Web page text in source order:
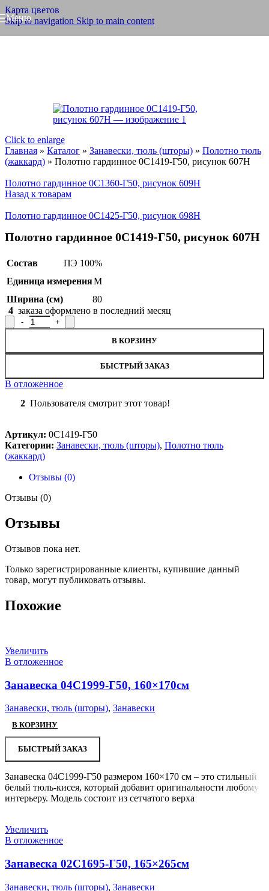
Карта цветов
Skip to navigation Skip to main content
Меню
Click to enlarge
Главная » Каталог » Занавески, тюль (шторы) » Полотно тюль
(жаккард) » Полотно гардинное 0С1419-Г50, рисунок 607Н
Полотно гардинное 0С1360-Г50, рисунок 609Н
Назад к товарам
Полотно гардинное 0С1425-Г50, рисунок 698Н
Полотно гардинное 0С1419-Г50, рисунок 607Н
Состав
ПЭ 100%
Единица измеренияМ
Ширина (см)
80
4 заказа оформлено в последний месяц
Количество товара Полотно гардинное 0С1419-Г50, рисунок
В КОРЗИНУ
БЫСТРЫЙ ЗАКАЗ
В отложенное
2 Пользователя смотрит этот товар!
Артикул: 0С1419-Г50
Категории: Занавески, тюль (шторы), Полотно тюль
(жаккард)
Отзывы (0)
Отзывы (0)
Отзывы
Отзывов пока нет.
Только зарегистрированные клиенты, купившие данный
товар, могут публиковать отзывы.
Похожие
Увеличить
В отложенное
Занавеска 04С1999-Г50, 160×170см
Занавески, тюль (шторы), Занавески
В КОРЗИНУ
БЫСТРЫЙ ЗАКАЗ
Занавеска 04С1999-Г50 размером 160×170 см – это стильный
белый тюль-кисея, который добавит оригинальности любому
интерьеру. Модель состоит из сетчатого верха
Увеличить
В отложенное
Занавеска 02С1695-Г50, 165×265см
Занавески, тюль (шторы), Занавески